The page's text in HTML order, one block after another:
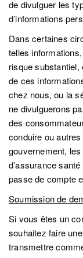
de divulguer les
d’informations
Dans certaines
telles
risque
de ces
chez nous, ou la
ne divulguerons
des
conduire ou
gouvernement,
d’assurance
passe de compte
Soumission de
Si vous êtes un
souhaitez faire
transmettre